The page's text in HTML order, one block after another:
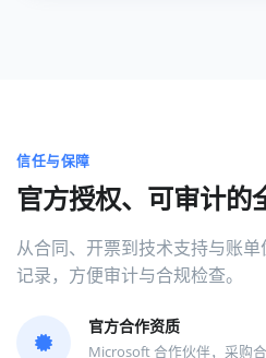
信任与保障
官方授权、可审计的
从合同、开票到技术支持与账
记录，方便审计与合规检查。
官方合作资质
Microsoft 合作伙伴，采购合